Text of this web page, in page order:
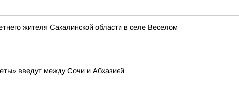
жителя Сахалинской области в селе Веселом
введут между Сочи и Абхазией